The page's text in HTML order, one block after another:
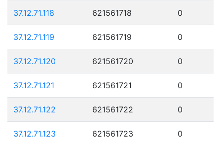
37.12.71.118 621561718 0
37.12.71.119 621561719 0
37.12.71.120 621561720 0
37.12.71.121 621561721 0
37.12.71.122 621561722 0
37.12.71.123 621561723 0